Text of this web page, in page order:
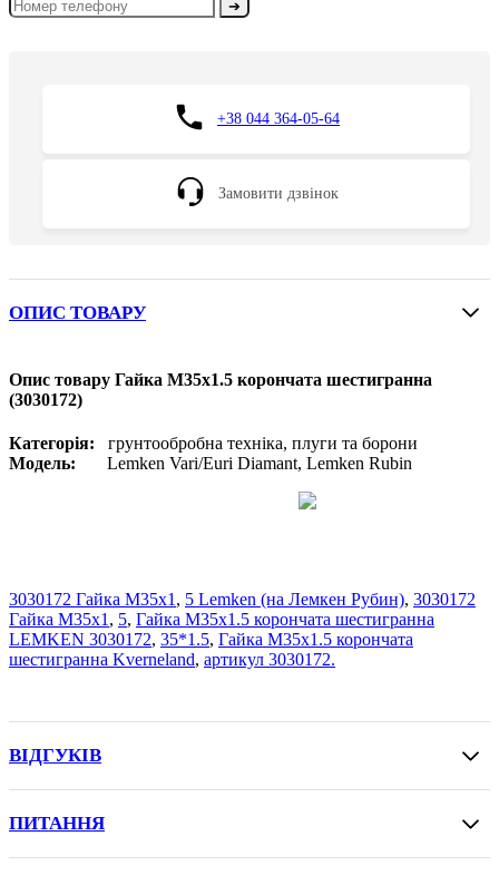
➔
+38 044 364-05-64
Замовити дзвінок
ОПИС ТОВАРУ
Опис товару Гайка М35х1.5 корончата шестигранна
(3030172)
Категорія: грунтообробна техніка, плуги та борони
Модель: Lemken Vari/Euri Diamant, Lemken Rubin
3030172 Гайка M35x1, 5 Lemken (на Лемкен Рубин), 3030172
Гайка M35x1, 5, Гайка М35х1.5 корончата шестигранна
LEMKEN 3030172, 35*1.5, Гайка М35х1.5 корончата
шестигранна Kverneland, артикул 3030172.
ВІДГУКІВ
ПИТАННЯ